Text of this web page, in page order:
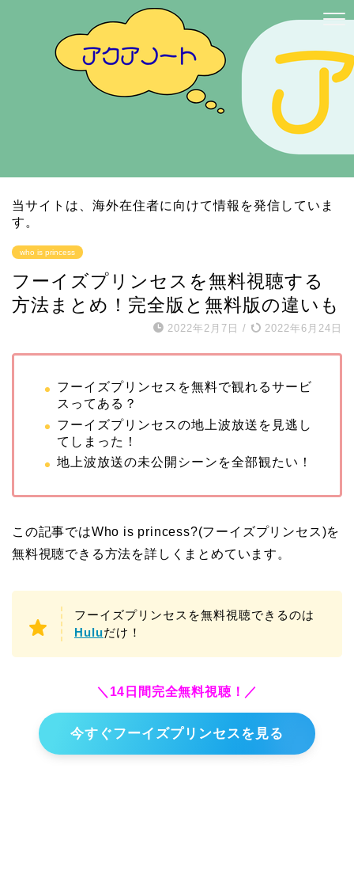
当サイトは、海外在住者に向けて情報を発信していま
す。
who is princess
フーイズプリンセスを無料視聴する
方法まとめ！完全版と無料版の違いも
2022年2月7日 / 2022年6月24日
フーイズプリンセスを無料で観れるサービ
スってある？
フーイズプリンセスの地上波放送を見逃し
てしまった！
地上波放送の未公開シーンを全部観たい！
この記事ではWho is princess?(フーイズプリンセス)を
無料視聴できる方法を詳しくまとめています。
フーイズプリンセスを無料視聴できるのは
Huluだけ！
＼14日間完全無料視聴！／
今すぐフーイズプリンセスを見る